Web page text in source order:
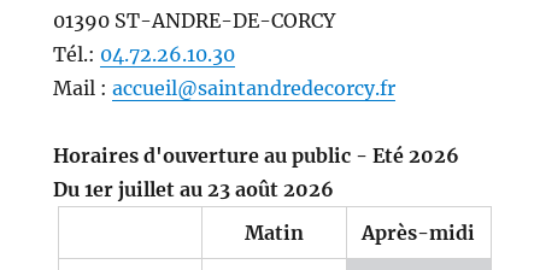
01390 ST-ANDRE-DE-CORCY
Tél.: 04.72.26.10.30
Mail : accueil@saintandredecorcy.fr
Horaires d'ouverture au public - Eté 2026
Du 1er juillet au 23 août 2026
Matin
Après-midi